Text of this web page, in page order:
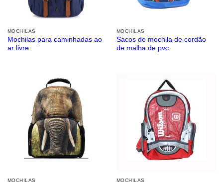
MOCHILAS
Mochilas para caminhadas ao
ar livre
MOCHILAS
Sacos de mochila de cordão
de malha de pvc
MOCHILAS MOCHILAS